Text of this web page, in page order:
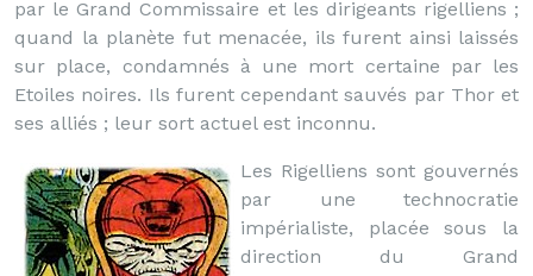
par le Grand Commissaire et les dirigeants rigelliens ;
quand la planète fut menacée, ils furent ainsi laissés
sur place, condamnés à une mort certaine par les
Etoiles noires. Ils furent cependant sauvés par Thor et
ses alliés ; leur sort actuel est inconnu.
Les Rigelliens sont gouvernés
par une technocratie
impérialiste, placée sous la
direction du Grand